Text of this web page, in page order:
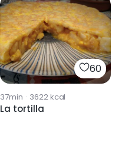
60
37min · 3622kcal
La tortilla